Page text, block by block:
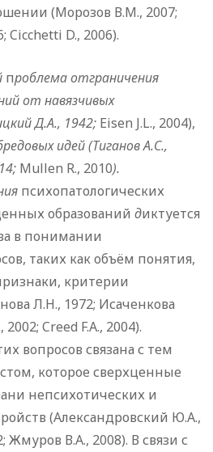
(Морозов В.М., 2007;
D., 2006).
проблема отграничения
от навязчивых
Д.А., 1942; Eisen J.L., 2004),
идей (Тиганов А.С.,
Mullen R., 2010).
психопатологических
образований диктуется
в понимании
таких как объём понятия,
критерии
Л.Н., 1972; Исаченкова
Creed F.A., 2004).
вопросов связана с тем
которое сверхценные
непсихотических и
(Александровский Ю.А.,
Жмуров В.А., 2008). В связи с